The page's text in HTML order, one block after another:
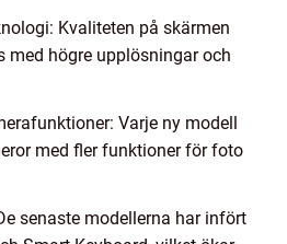
Kvaliteten på skärmen
högre upplösningar och
Varje ny modell
med fler funktioner för foto
senaste modellerna har infört